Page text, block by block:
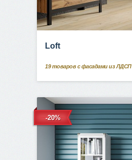
Loft
19 товаров с фасадами из ЛДСП
-20%